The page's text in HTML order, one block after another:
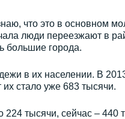
что это в основном
люди переезжают в
большие города.
в их населении. В
стало уже 683 тысячи.
тысячи, сейчас – 440